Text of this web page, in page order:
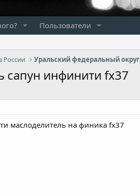
Пользователи
России Уральский федеральный округ
сапун инфинити fx37
маслоделитель на финика fx37